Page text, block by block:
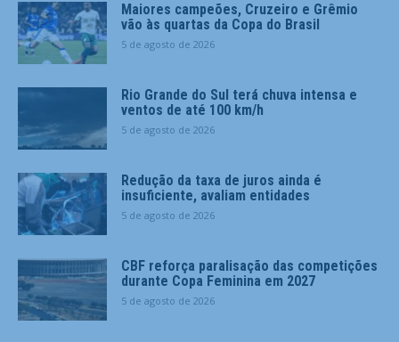
Maiores campeões, Cruzeiro e Grêmio
vão às quartas da Copa do Brasil
5 de agosto de 2026
Rio Grande do Sul terá chuva intensa e
ventos de até 100 km/h
5 de agosto de 2026
Redução da taxa de juros ainda é
insuficiente, avaliam entidades
5 de agosto de 2026
CBF reforça paralisação das competições
durante Copa Feminina em 2027
5 de agosto de 2026